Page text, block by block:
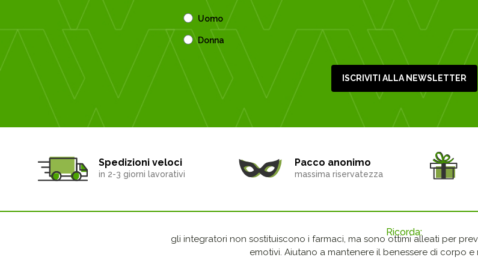
Uomo
Donna
ISCRIVITI ALLA NEWSLETTER
Spedizioni veloci
in 2-3 giorni lavorativi
Pacco anonimo
massima riservatezza
Ricorda:
gli integratori non sostituiscono i farmaci, ma sono ottimi alleati per
emotivi. Aiutano a mantenere il benessere di corpo e